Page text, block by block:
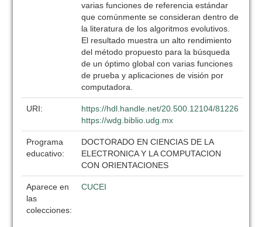
varias funciones de referencia estándar
que comúnmente se consideran dentro de
la literatura de los algoritmos evolutivos.
El resultado muestra un alto rendimiento
del método propuesto para la búsqueda
de un óptimo global con varias funciones
de prueba y aplicaciones de visión por
computadora.
URI:
https://hdl.handle.net/20.500.12104/81226
https://wdg.biblio.udg.mx
Programa
educativo:
DOCTORADO EN CIENCIAS DE LA
ELECTRONICA Y LA COMPUTACION
CON ORIENTACIONES
Aparece en
las
colecciones:
CUCEI